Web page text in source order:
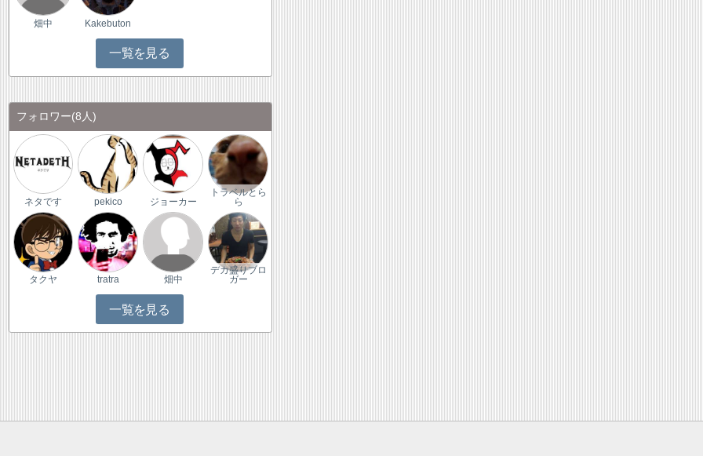
畑中 Kakebuton
一覧を見る
フォロワー(8人)
ネタです pekico ジョーカー
トラベルとら
ら
タクヤ tratra 畑中
デカ盛りブロ
ガー
一覧を見る